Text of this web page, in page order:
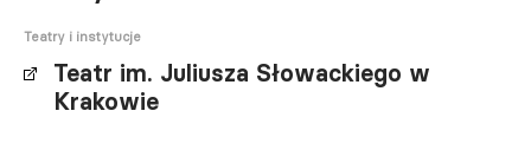
Teatry i instytucje
Teatr im. Juliusza Słowackiego w
Krakowie